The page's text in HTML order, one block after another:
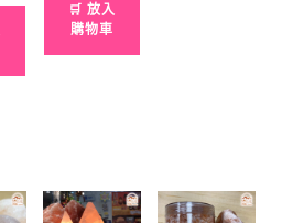
🛒 放入
購物車